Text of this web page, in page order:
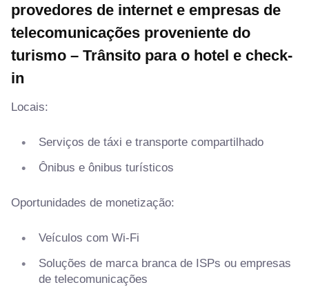
provedores de internet e empresas de
telecomunicações proveniente do
turismo – Trânsito para o hotel e check-
in
Locais:
Serviços de táxi e transporte compartilhado
Ônibus e ônibus turísticos
Oportunidades de monetização:
Veículos com Wi-Fi
Soluções de marca branca de ISPs ou empresas
de telecomunicações